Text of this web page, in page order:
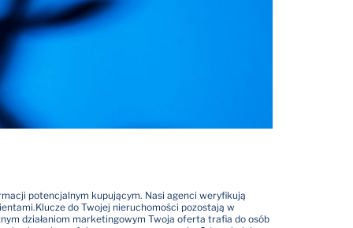
potencjalnym kupującym. Nasi agenci weryfikują
Klucze do Twojej nieruchomości pozostają w
działaniom marketingowym Twoja oferta trafia do osób